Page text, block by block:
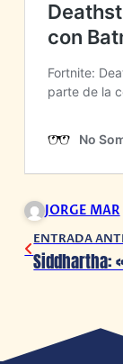
JORGE MAR
ENTRADA